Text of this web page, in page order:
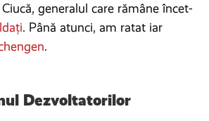
generalul care rămâne încet-
. Până atunci, am ratat iar
.
Dezvoltatorilor